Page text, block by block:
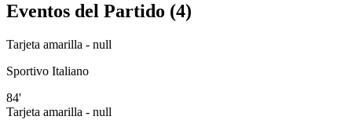
Eventos del Partido (4)
Tarjeta amarilla - null
Sportivo Italiano
84'
Tarjeta amarilla - null